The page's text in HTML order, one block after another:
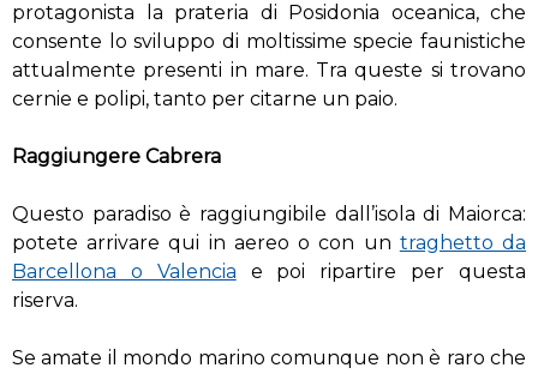
protagonista la prateria di Posidonia oceanica, che
consente lo sviluppo di moltissime specie faunistiche
attualmente presenti in mare. Tra queste si trovano
cernie e polipi, tanto per citarne un paio.
Raggiungere Cabrera
Questo paradiso è raggiungibile dall’isola di Maiorca:
potete arrivare qui in aereo o con un traghetto da
Barcellona o Valencia e poi ripartire per questa
riserva.
Se amate il mondo marino comunque non è raro che